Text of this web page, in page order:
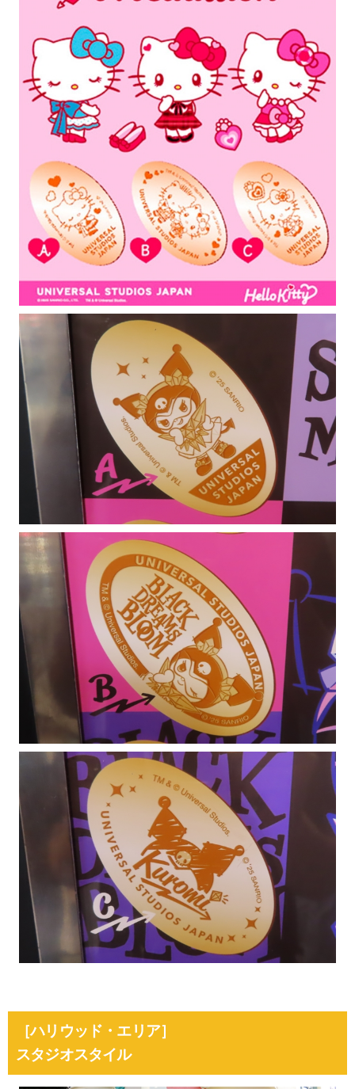
［ハリウッド・エリア］
スタジオスタイル